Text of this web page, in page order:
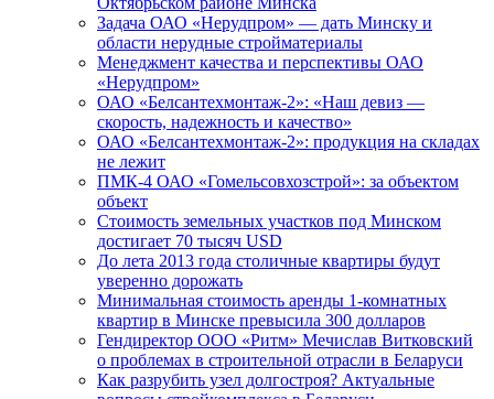
Задача ОАО «Нерудпром» — дать Минску и
области нерудные стройматериалы
Менеджмент качества и перспективы ОАО
«Нерудпром»
ОАО «Белсантехмонтаж-2»: «Наш девиз —
скорость, надежность и качество»
ОАО «Белсантехмонтаж-2»: продукция на складах
не лежит
ПМК-4 ОАО «Гомельсовхозстрой»: за объектом
объект
Стоимость земельных участков под Минском
достигает 70 тысяч USD
До лета 2013 года столичные квартиры будут
уверенно дорожать
Минимальная стоимость аренды 1-комнатных
квартир в Минске превысила 300 долларов
Гендиректор ООО «Ритм» Мечислав Витковский
о проблемах в строительной отрасли в Беларуси
Как разрубить узел долгостроя? Актуальные